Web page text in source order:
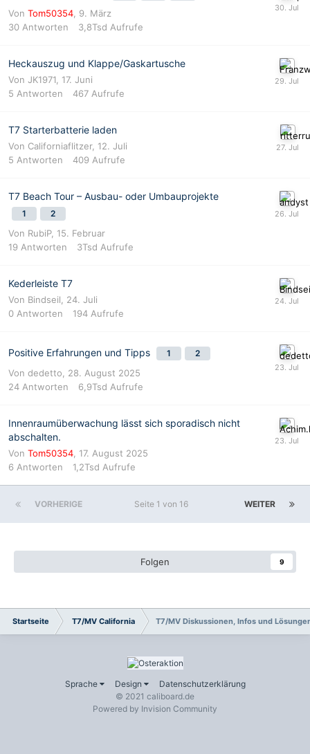
Von Tom50354, 9. März
30 Antworten 3,8Tsd Aufrufe
Heckauszug und Klappe/Gaskartusche
Von JK1971, 17. Juni
5 Antworten 467 Aufrufe
T7 Starterbatterie laden
Von Californiaflitzer, 12. Juli
5 Antworten 409 Aufrufe
T7 Beach Tour – Ausbau- oder Umbauprojekte
1 2
Von RubiP, 15. Februar
19 Antworten 3Tsd Aufrufe
Kederleiste T7
Von Bindseil, 24. Juli
0 Antworten 194 Aufrufe
Positive Erfahrungen und Tipps 1 2
Von dedetto, 28. August 2025
24 Antworten 6,9Tsd Aufrufe
Innenraumüberwachung lässt sich sporadisch nicht
abschalten.
Von Tom50354, 17. August 2025
6 Antworten 1,2Tsd Aufrufe
VORHERIGE WEITER
Seite 1 von 16
Folgen 9
Startseite T7/MV California T7/MV Diskussionen, Infos und
Sprache Design
Datenschutzerklärung
© 2021 caliboard.de
Powered by Invision Community